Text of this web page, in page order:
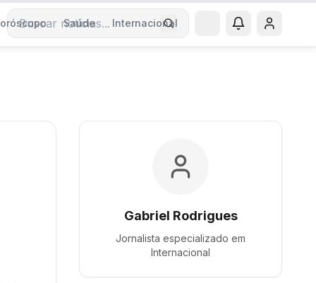
Saúde Internacional
Buscar notícias
Gabriel Rodrigues
Jornalista especializado em
Internacional